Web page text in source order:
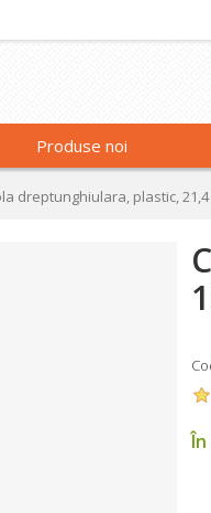
Produse noi
dreptunghiulara, plastic, 21,4